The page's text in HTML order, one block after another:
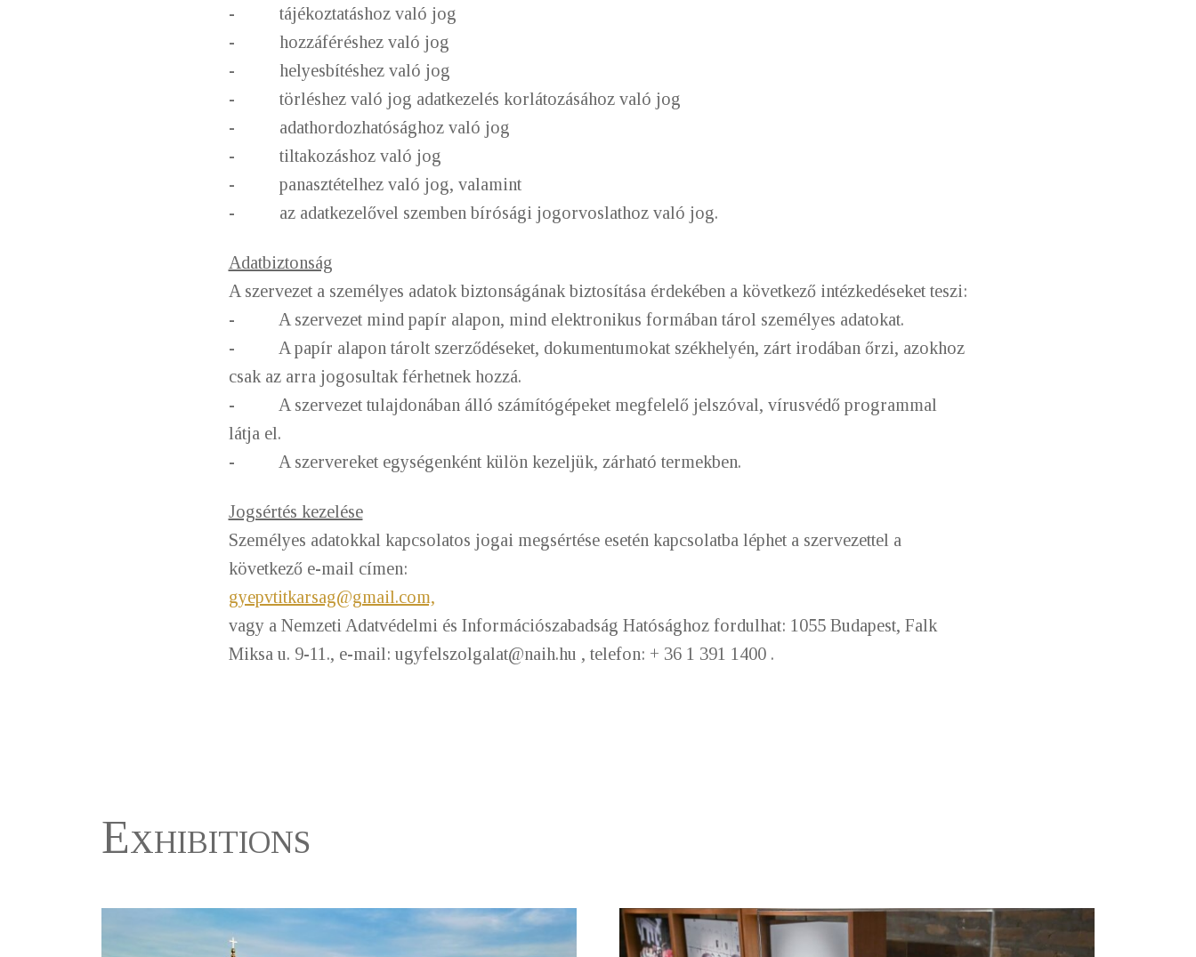
- tájékoztatáshoz való jog
- hozzáféréshez való jog
- helyesbítéshez való jog
- törléshez való jog adatkezelés korlátozásához való jog
- adathordozhatósághoz való jog
- tiltakozáshoz való jog
- panasztételhez való jog, valamint
- az adatkezelővel szemben bírósági jogorvoslathoz való jog.
Adatbiztonság
A szervezet a személyes adatok biztonságának biztosítása érdekében a következő intézkedéseket teszi:
- A szervezet mind papír alapon, mind elektronikus formában tárol személyes adatokat.
- A papír alapon tárolt szerződéseket, dokumentumokat székhelyén, zárt irodában őrzi, azokhoz
csak az arra jogosultak férhetnek hozzá.
- A szervezet tulajdonában álló számítógépeket megfelelő jelszóval, vírusvédő programmal
látja el.
- A szervereket egységenként külön kezeljük, zárható termekben.
Jogsértés kezelése
Személyes adatokkal kapcsolatos jogai megsértése esetén kapcsolatba léphet a szervezettel a
következő e-mail címen:
gyepvtitkarsag@gmail.com,
vagy a Nemzeti Adatvédelmi és Információszabadság Hatósághoz fordulhat: 1055 Budapest, Falk
Miksa u. 9-11., e-mail: ugyfelszolgalat@naih.hu , telefon: + 36 1 391 1400 .
Exhibitions